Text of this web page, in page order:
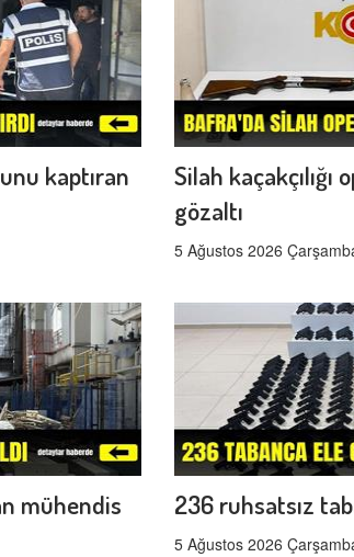
kaptıran
Silah kaçakçılığı
gözaltı
5 Ağustos 2026
mühendis
236 ruhsatsız
5 Ağustos 2026